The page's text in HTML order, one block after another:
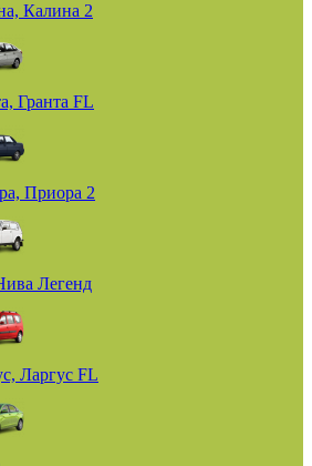
Калина 2
Гранта FL
Приора 2
Легенд
Ларгус FL